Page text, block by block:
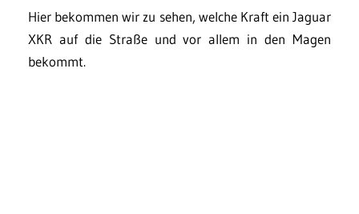
Hier bekommen wir zu sehen, welche Kraft ein Jaguar
XKR auf die Straße und vor allem in den Magen
bekommt.